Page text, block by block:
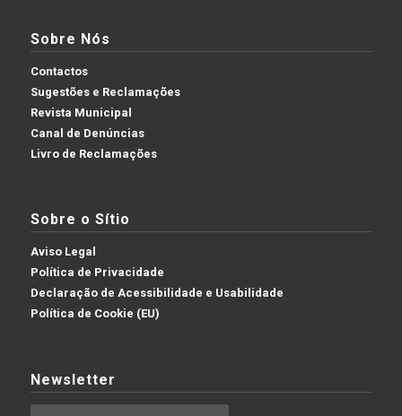
Sobre Nós
Contactos
Sugestões e Reclamações
Revista Municipal
Canal de Denúncias
Livro de Reclamações
Sobre o Sítio
Aviso Legal
Política de Privacidade
Declaração de Acessibilidade e Usabilidade
Política de Cookie (EU)
Newsletter